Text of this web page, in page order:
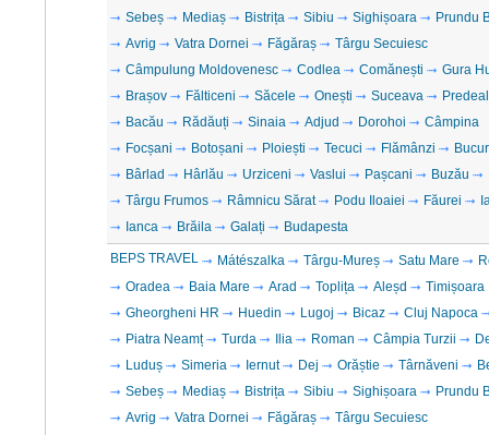
Sebeș
Mediaș Bistrița Sibiu Sighișoara
Prundu
Avrig
Vatra Dornei Făgăraș
Târgu Secuiesc
Câmpulung Moldovenesc
Codlea Comănești
Gura
Brașov
Fălticeni Săcele Onești Suceava
Predeal
Bacău
Rădăuți Sinaia Adjud Dorohoi
Câmpina
Focșani
Botoșani Ploiești Tecuci Flămânzi
Bârlad
Hârlău Urziceni Vaslui Pașcani Buzău
Târgu Frumos
Râmnicu Sărat Podu Iloaiei Făurei
Ianca
Brăila Galați Budapesta
BEPS TRAVEL Mátészalka Târgu-Mureș Satu Mare
Oradea
Baia Mare Arad Toplița Aleșd
Timișoara
Gheorgheni HR
Huedin Lugoj Bicaz
Cluj Napoca
Piatra Neamț
Turda Ilia Roman Câmpia Turzii
Luduș
Simeria Iernut Dej Orăștie Târnăveni
Sebeș
Mediaș Bistrița Sibiu Sighișoara
Prundu
Avrig
Vatra Dornei Făgăraș
Târgu Secuiesc